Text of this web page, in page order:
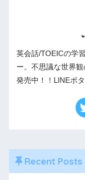
英会話/TOEICの学
ー。不思議な世界
発売中！！LINEボ
Recent Posts